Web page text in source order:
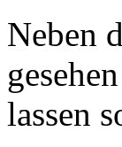
Neben
lassen